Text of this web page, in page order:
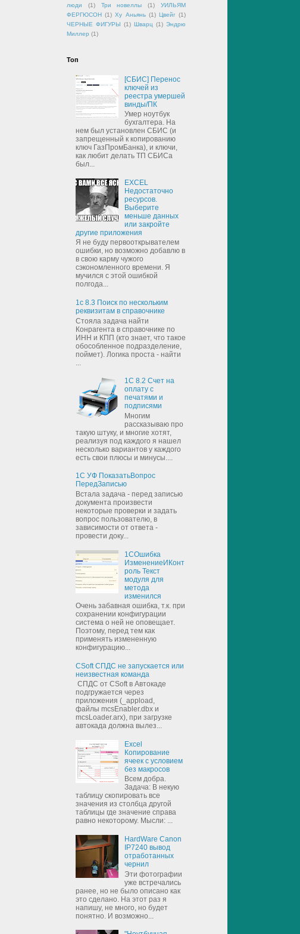
люди
(1) Три новеллы (1)
УИЛЬЯМ
ФЕРГЮСОН (1) Ху Аньянь (1) Цвейг (1)
ЧЕРНЫЕ ФИГУРЫ
(1) Шварц (1) Эндрю
Миллер (1)
Топ
[СБИС] Перенос
ключей из
реестра умершей
винды/ПК
Умер ноутбук
бухгалтера. На
нем был установлен СБИС (и
запрещенный к копированию
ключ ГазПромБанка), и ключи,
как любит делать ТП СБИСа
был...
EXCEL
Недостаточно
ресурсов.
Выберите
меньше данных
или закройте
другие приложения
Я не буду первооткрывателем
ошибки, но возможно добавлю в
в свою карму чужого
сэкономленного времени. Я
мучился с этой ошибкой
полгода...
1с 8.3 Поиск по нескольким
реквизитам в справочнике
Стояла задача найти
Конрагента в справочнике по
ИНН и КПП (кто знает, что такое
обособленное подразделение,
поймет). Логика проста - найти
1С 8.2 Счет на
оплату с
печатями и
подписями
Многим
рассказываю про
такую штуку, и многие хотят,
реализуя под каждого я нашел
несколько вариантов у каждого
есть свои плюсы и минусы....
1С УФ ПоказатьВопрос
ПередЗаписью
Встала задача - перед записью
документа произвести
некоторые проверки и задать
вопрос пользователю, в
зависимости от ответа -
провести доку...
1СОшибка
ИзменениеИКонт
роль Текст
модуля для
метода
изменился
Очень забавная ошибка, т.к. при
сохранении конфигурации
система о ней не оповещает.
Поэтому, перед тем как
применять измененную
конфигурацию...
CSoft СПДС не запускается или
неизвестная команда
СПДС от CSoft в Автокаде
подгружается через
приложения (_appload,
файлы mcsEnabler.dbx и
mcsLoader.arx), при загрузке
автокада должна вылез...
Excel
Копирование
ячеек с условием
без макросов
Всем добра.
Задача: В некую
таблицу скопировать все
значения из столбца другой
таблицы где значение справа
равно некоторому. Мысли: ...
HardWare Canon
IP7240 вывод
отработанных
чернил
Эти фотографии
уже встречались
ранее, но не было описано как
это сделано. На этот раз я
напишу, не много, но будет
понятно. И возможно...